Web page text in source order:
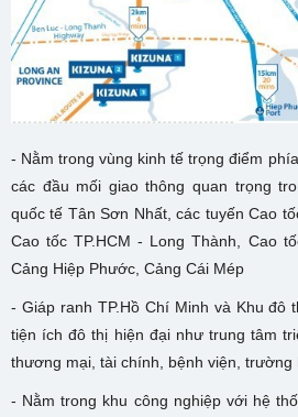
- Nằm trong vùng kinh tế trọng điểm
các đầu mối giao thông quan trọng
quốc tế Tân Sơn Nhất, các tuyến Cao
Cao tốc TP.HCM - Long Thành, Cao
Cảng Hiệp Phước, Cảng Cái Mép
- Giáp ranh TP.Hồ Chí Minh và Khu đô
tiện ích đô thị hiện đại như trung tâm
thương mại, tài chính, bệnh viện, trường
- Nằm trong khu công nghiệp với hệ